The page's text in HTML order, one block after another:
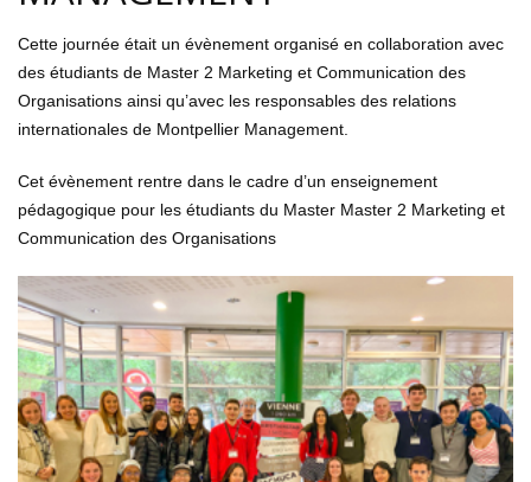
Cette journée était un évènement organisé en collaboration avec
des étudiants de Master 2 Marketing et Communication des
Organisations ainsi qu’avec les responsables des relations
internationales de Montpellier Management.
Cet évènement rentre dans le cadre d’un enseignement
pédagogique pour les étudiants du Master Master 2 Marketing et
Communication des Organisations